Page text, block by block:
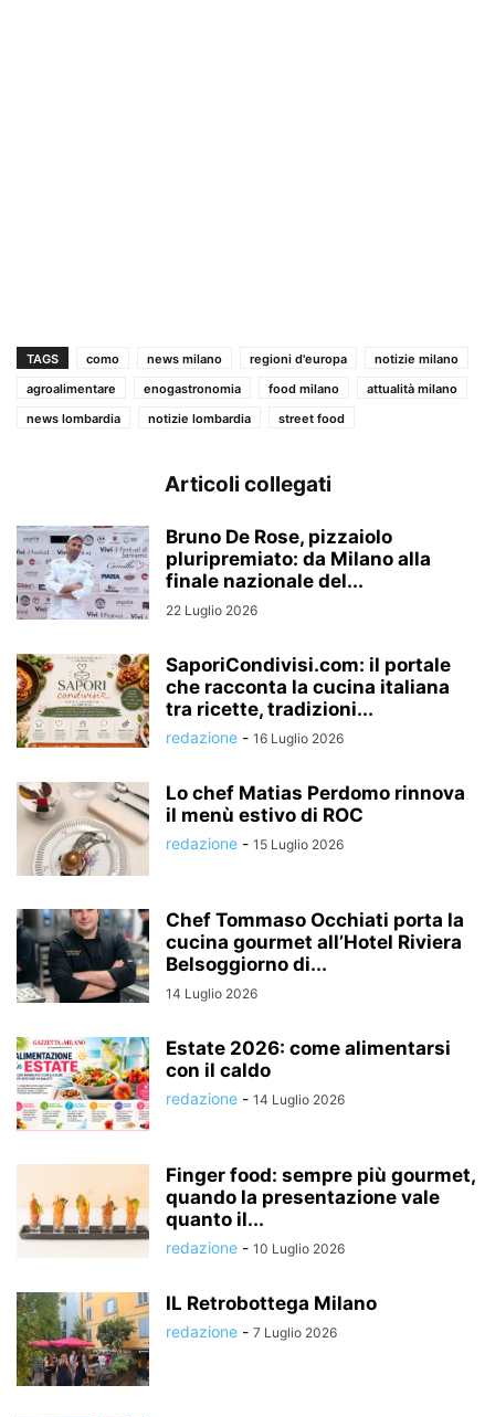
TAGS como news milano regioni d'europa
notizie milano
agroalimentare
enogastronomia food milano
attualità milano
news lombardia
notizie lombardia street food
Articoli collegati
Bruno De Rose, pizzaiolo
pluripremiato: da Milano alla
finale nazionale del...
22 Luglio 2026
SaporiCondivisi.com: il portale
che racconta la cucina italiana
tra ricette, tradizioni...
redazione - 16 Luglio 2026
Lo chef Matias Perdomo rinnova
il menù estivo di ROC
redazione - 15 Luglio 2026
Chef Tommaso Occhiati porta la
cucina gourmet all’Hotel Riviera
Belsoggiorno di...
14 Luglio 2026
Estate 2026: come alimentarsi
con il caldo
redazione - 14 Luglio 2026
Finger food: sempre più gourmet,
quando la presentazione vale
quanto il...
redazione - 10 Luglio 2026
IL Retrobottega Milano
redazione - 7 Luglio 2026